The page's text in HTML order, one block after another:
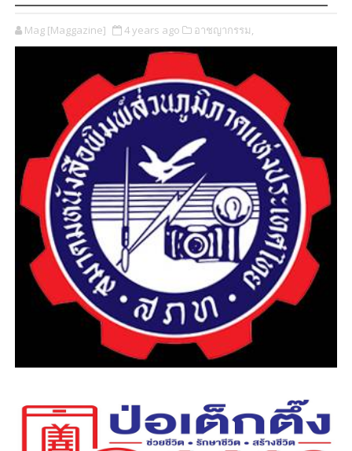
Mag [Maggazine] 4 years ago อาชญากรรม,